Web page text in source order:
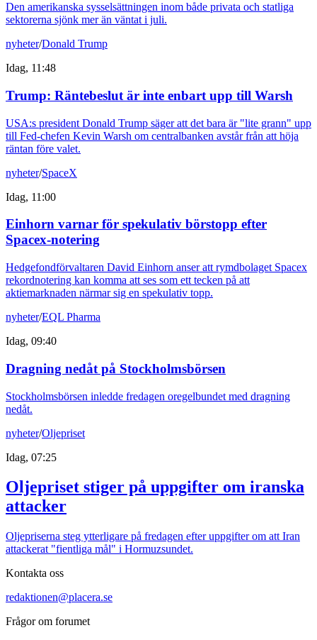
Den amerikanska sysselsättningen inom både privata och statliga
sektorerna sjönk mer än väntat i juli.
nyheter/Donald Trump
Idag, 11:48
Trump: Räntebeslut är inte enbart upp till Warsh
USA:s president Donald Trump säger att det bara är "lite grann" upp
till Fed-chefen Kevin Warsh om centralbanken avstår från att höja
räntan före valet.
nyheter/SpaceX
Idag, 11:00
Einhorn varnar för spekulativ börstopp efter
Spacex-notering
Hedgefondförvaltaren David Einhorn anser att rymdbolaget Spacex
rekordnotering kan komma att ses som ett tecken på att
aktiemarknaden närmar sig en spekulativ topp.
nyheter/EQL Pharma
Idag, 09:40
Dragning nedåt på Stockholmsbörsen
Stockholmsbörsen inledde fredagen oregelbundet med dragning
nedåt.
nyheter/Oljepriset
Idag, 07:25
Oljepriset stiger på uppgifter om iranska
attacker
Oljepriserna steg ytterligare på fredagen efter uppgifter om att Iran
attackerat "fientliga mål" i Hormuzsundet.
Kontakta oss
redaktionen@placera.se
Frågor om forumet